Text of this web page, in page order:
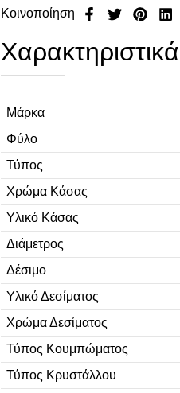
Κοινοποίηση
Χαρακτηριστικά
Μάρκα
Φύλο
Τύπος
Χρώμα Κάσας
Υλικό Κάσας
Διάμετρος
Δέσιμο
Υλικό Δεσίματος
Χρώμα Δεσίματος
Τύπος Κουμπώματος
Τύπος Κρυστάλλου